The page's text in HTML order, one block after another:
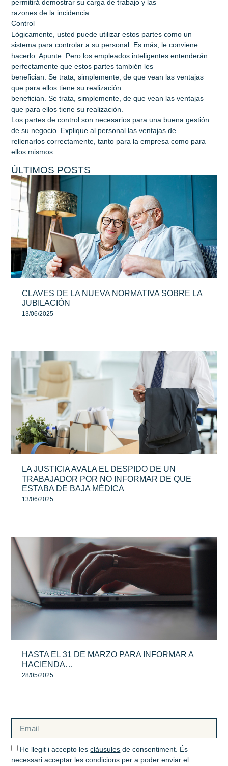
permitirá demostrar su carga de trabajo y las
razones de la incidencia.
Control
Lógicamente, usted puede utilizar estos partes como un
sistema para controlar a su personal. Es más, le conviene
hacerlo. Apunte. Pero los empleados inteligentes entenderán
perfectamente que estos partes también les
benefician. Se trata, simplemente, de que vean las ventajas
que para ellos tiene su realización.
benefician. Se trata, simplemente, de que vean las ventajas
que para ellos tiene su realización.
Los partes de control son necesarios para una buena gestión
de su negocio. Explique al personal las ventajas de
rellenarlos correctamente, tanto para la empresa como para
ellos mismos.
ÚLTIMOS POSTS
CLAVES DE LA NUEVA NORMATIVA SOBRE LA
JUBILACIÓN
13/06/2025
LA JUSTICIA AVALA EL DESPIDO DE UN
TRABAJADOR POR NO INFORMAR DE QUE
ESTABA DE BAJA MÉDICA
13/06/2025
HASTA EL 31 DE MARZO PARA INFORMAR A
HACIENDA…
28/05/2025
He llegit i accepto lesclàusules de consentiment. És
necessari acceptar les condicions per a poder enviar el